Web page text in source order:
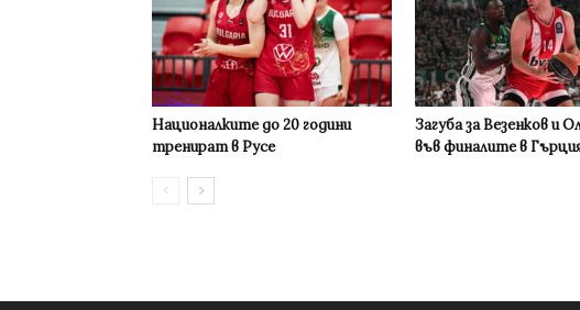
Националките до 20 години
тренират в Русе
Загуба за Везенков и
във финалите в